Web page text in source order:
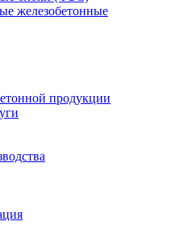
железобетонные
продукции